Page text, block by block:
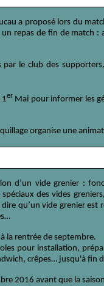
a proposé lors du
repas de fin de match
le club des
1er Mai pour informer les
organise une
d’un vide grenier :
des vides
qu’un vide grenier
la rentrée de septembre.
pour installation,
crêpes… jusqu'à fin
2016 avant que la